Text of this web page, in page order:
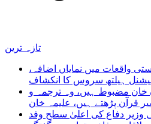
تازہ ترین
پرستی واقعات میں نمایاں اضافہ،
ہیلتھ سروس کا انکشاف
خان مضبوط ہیں، وہ ترجمہ و
قرآن پڑھتے ہیں، علیمہ خان
وزیر دفاع کی اعلیٰ سطح وفد